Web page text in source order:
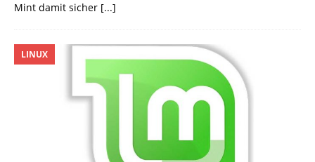
Mint damit sicher [...]
LINUX